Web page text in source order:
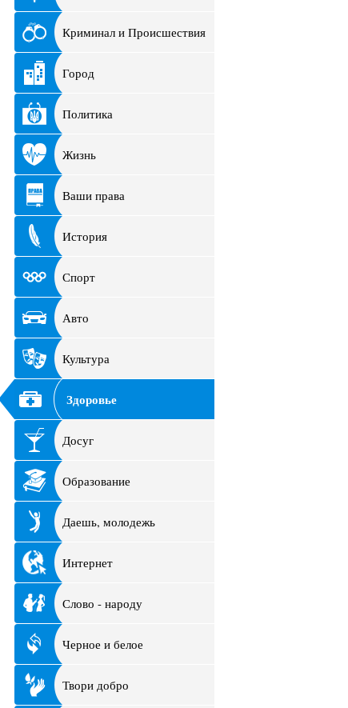
Криминал и Происшествия
Город
Политика
Жизнь
Ваши права
История
Спорт
Авто
Культура
Здоровье
Досуг
Образование
Даешь, молодежь
Интернет
Слово - народу
Черное и белое
Твори добро